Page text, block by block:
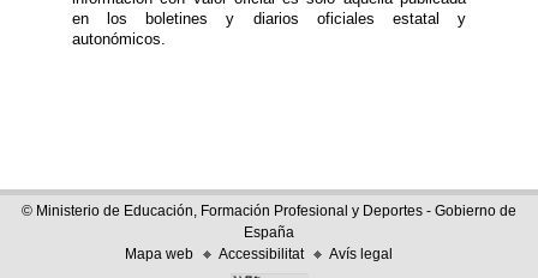
en los boletines y diarios oficiales estatal y
autonómicos.
© Ministerio de Educación, Formación Profesional y Deportes - Gobierno de
España
Mapa web
Accessibilitat Avís legal